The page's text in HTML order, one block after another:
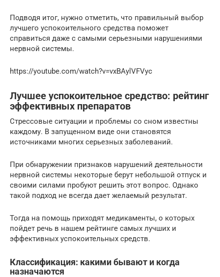
Подводя итог, нужно отметить, что правильный выбор
лучшего успокоительного средства поможет
справиться даже с самыми серьезными нарушениями
нервной системы.
https://youtube.com/watch?v=vxBAylVFVyc
Лучшее успокоительное средство: рейтинг
эффективных препаратов
Стрессовые ситуации и проблемы со сном известны
каждому. В запущенном виде они становятся
источниками многих серьезных заболеваний.
При обнаружении признаков нарушений деятельности
нервной системы некоторые берут небольшой отпуск и
своими силами пробуют решить этот вопрос. Однако
такой подход не всегда дает желаемый результат.
Тогда на помощь приходят медикаменты, о которых
пойдет речь в нашем рейтинге самых лучших и
эффективных успокоительных средств.
Классификация: какими бывают и когда
назначаются